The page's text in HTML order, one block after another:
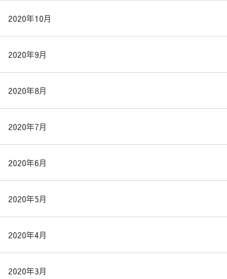
2020年10月
2020年9月
2020年8月
2020年7月
2020年6月
2020年5月
2020年4月
2020年3月